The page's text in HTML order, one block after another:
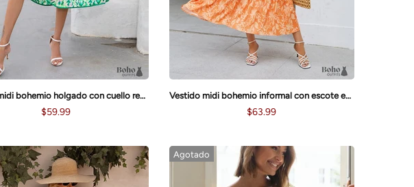
Vestido midi bohemio holgado con cuello redondo y espalda descubierta Ava
$59.99
Vestido midi bohemio informal con escote en V y estampado floral sin mangas Zoe
$63.99
Agotado